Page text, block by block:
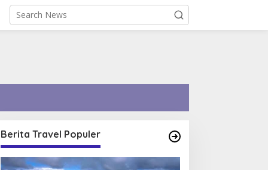
Berita Travel Populer